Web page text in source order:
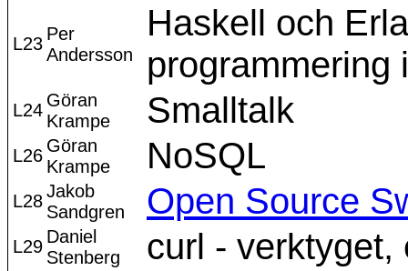
L23 Per
Andersson
Haskell och
programmering
L24 Göran
Krampe
Smalltalk
L26 Göran
Krampe
NoSQL
L28Jakob
Sandgren
Open Source
L29 Daniel
Stenberg
curl - verktyget,